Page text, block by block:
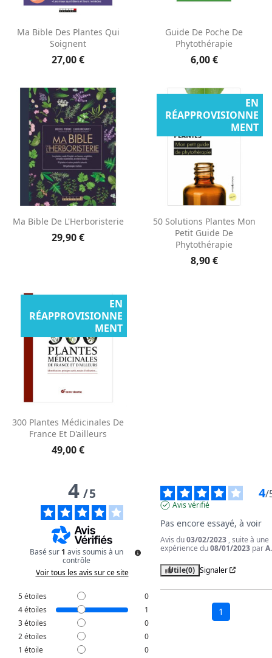
Ma Bible Des Plantes Qui
Soignent
27,00 €
Guide De Poche De
Phytothérapie
6,00 €
Ma Bible De L'Herboristerie
29,90 €
50 Solutions Plantes Mon
Petit Guide De
Phytothérapie
8,90 €
EN
RÉAPPROVISIONNE
MENT
300 Plantes Médicinales De
France Et D'ailleurs
49,00 €
EN
RÉAPPROVISIONNE
MENT
4/5
Basé sur 1 avis soumis à un
contrôle
Voir tous les avis sur ce site
5étoiles
0
4étoiles
1
3étoiles
0
2étoiles
0
1 étoile 0
4/
Avis vérifié
Pas encore essayé, à voir
Avis du03/02/2023 , suite à une
expérience du08/01/2023 par
Utile(0) Signaler
1